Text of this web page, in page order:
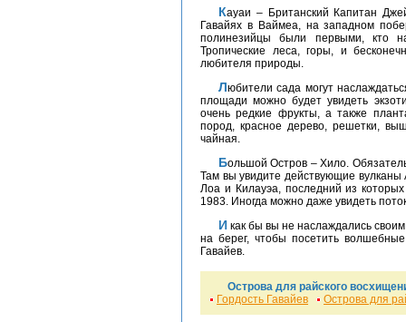
Кауаи – Британский Капитан Джеймс Кук и его команда сначала приземлились в
Гавайях в Ваймеа, на западном
полинезийцы были первыми, кто
Тропические леса, горы, и
любителя природы.
Любители сада могут наслаждаться Ботаническим садом в Эйны Кая Кауаи. На его
площади можно будет увидеть
очень редкие фрукты, а также
пород, красное дерево, решетки,
чайная.
Большой Остров – Хило. Обязательно посетите Национальный парк Вулканов Хило.
Там вы увидите действующие вулканы
Лоа и Килауэа, последний из
1983. Иногда можно даже увидеть
И как бы вы не наслаждались
на берег, чтобы посетить
Гавайев.
Острова для райского
Гордость Гавайев
Острова для